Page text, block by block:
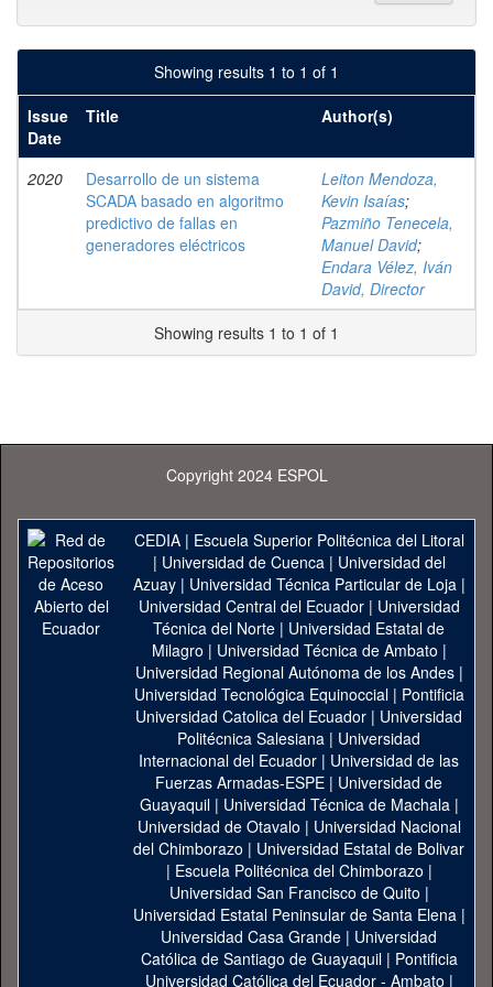
Showing results 1 to 1 of 1
Issue
Date
Title Author(s)
2020
Desarrollo de un sistema
SCADA basado en algoritmo
predictivo de fallas en
generadores eléctricos
Leiton Mendoza,
Kevin Isaías;
Pazmiño Tenecela,
Manuel David;
Endara Vélez, Iván
David, Director
Showing results 1 to 1 of 1
Copyright 2024 ESPOL
CEDIA| Escuela Superior Politécnica del Litoral
| Universidad de Cuenca| Universidad del
Azuay| Universidad Técnica Particular de Loja|
Universidad Central del Ecuador| Universidad
Técnica del Norte | Universidad Estatal de
Milagro | Universidad Técnica de Ambato |
Universidad Regional Autónoma de los Andes|
Universidad Tecnológica Equinoccial| Pontificia
Universidad Catolica del Ecuador | Universidad
Politécnica Salesiana | Universidad
Internacional del Ecuador | Universidad de las
Fuerzas Armadas-ESPE | Universidad de
Guayaquil| Universidad Técnica de Machala|
Universidad de Otavalo | Universidad Nacional
del Chimborazo | Universidad Estatal de Bolivar
| Escuela Politécnica del Chimborazo |
Universidad San Francisco de Quito |
Universidad Estatal Peninsular de Santa Elena|
Universidad Casa Grande | Universidad
Católica de Santiago de Guayaquil| Pontificia
Universidad Católica del Ecuador - Ambato |